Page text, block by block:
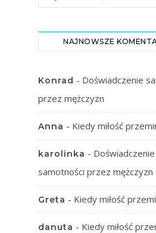
NAJNOWSZE
Konrad - Doświadczenie
przez mężczyzn
Anna - Kiedy miłość
karolinka - Doświadczenie
samotności przez mężczyzn
Greta - Kiedy miłość
danuta - Kiedy miłość